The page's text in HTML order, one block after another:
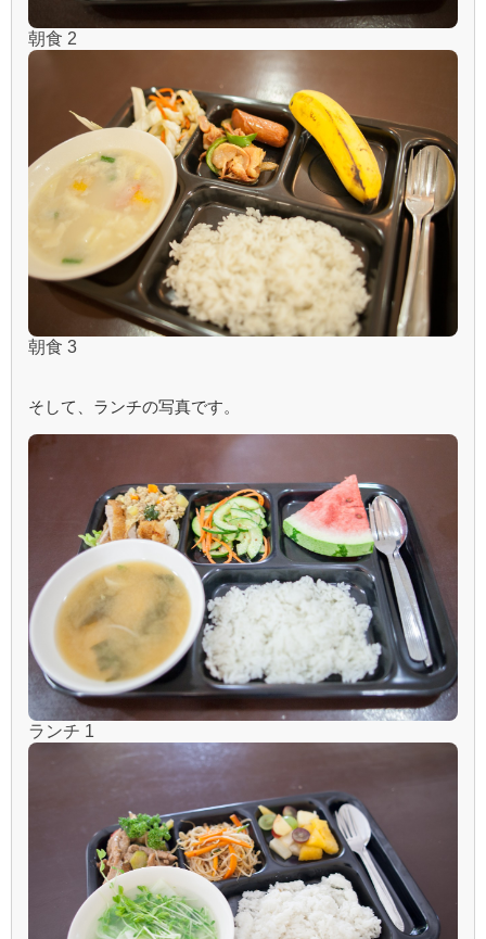
朝食 2
朝食 3
そして、ランチの写真です。
ランチ 1